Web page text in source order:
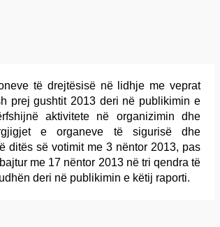
të drejtësisë në lidhje me veprat
prej gushtit 2013 deri në publikimin e
aktivitete në organizimin dhe
e organeve të sigurisë dhe
ditës së votimit me 3 nëntor 2013, pas
me 17 nëntor 2013 në tri qendra të
deri në publikimin e këtij raporti.